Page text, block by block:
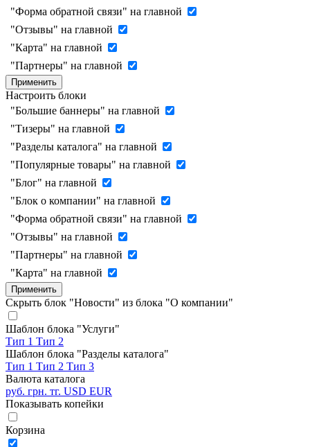
"Форма обратной связи" на главной
"Отзывы" на главной
"Карта" на главной
"Партнеры" на главной
Применить
Настроить блоки
"Большие баннеры" на главной
"Тизеры" на главной
"Разделы каталога" на главной
"Популярные товары" на главной
"Блог" на главной
"Блок о компании" на главной
"Форма обратной связи" на главной
"Отзывы" на главной
"Партнеры" на главной
"Карта" на главной
Применить
Скрыть блок "Новости" из блока "О компании"
Шаблон блока "Услуги"
Тип 1 Тип 2
Шаблон блока "Разделы каталога"
Тип 1 Тип 2 Тип 3
Валюта каталога
руб. грн. тг. USD EUR
Показывать копейки
Корзина